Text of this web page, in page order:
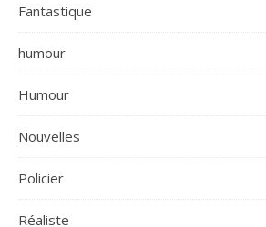
Fantastique
humour
Humour
Nouvelles
Policier
Réaliste